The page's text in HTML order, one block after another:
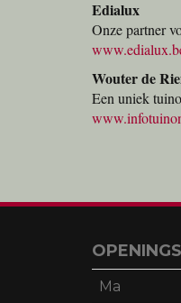
Edialux
Onze partner
Wouter de
Een uniek
Ma